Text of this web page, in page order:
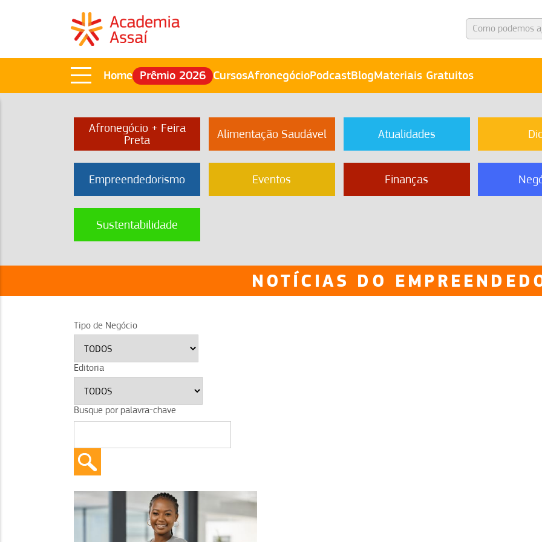
Home Prêmio 2026 CursosAfronegócioPodcastBlogMateriais Gratuitos
Afronegócio + Feira
Preta
Alimentação Saudável Atualidades
Empreendedorismo Eventos Finanças
Sustentabilidade
NOTÍCIAS DO
Tipo de Negócio
Editoria
Busque por palavra-chave